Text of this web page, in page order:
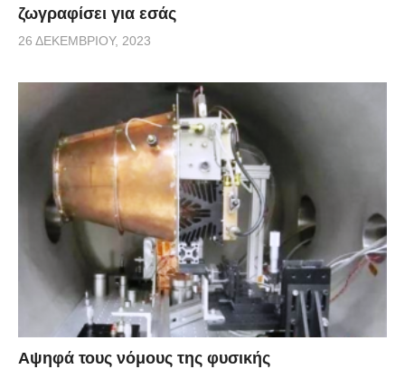
ζωγραφίσει για εσάς
26 ΔΕΚΕΜΒΡΊΟΥ, 2023
Αψηφά τους νόμους της φυσικής